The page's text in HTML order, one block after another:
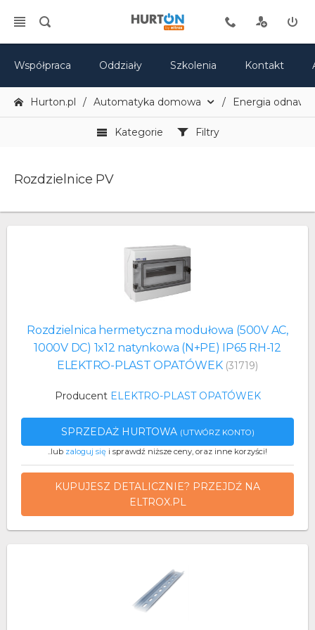
Współpraca Oddziały Szkolenia Kontakt
Hurton.pl Automatyka domowa Energia
Kategorie Filtry
Rozdzielnice PV
Rozdzielnica hermetyczna modułowa (500V AC,
1000V DC) 1x12 natynkowa (N+PE) IP65 RH-12
ELEKTRO-PLAST OPATÓWEK (31719)
Producent ELEKTRO-PLAST OPATÓWEK
SPRZEDAŻ HURTOWA (UTWÓRZ KONTO)
..lub zaloguj się i sprawdź niższe ceny, oraz inne korzyści!
KUPUJESZ DETALICZNIE? PRZEJDŹ NA
ELTROX.PL